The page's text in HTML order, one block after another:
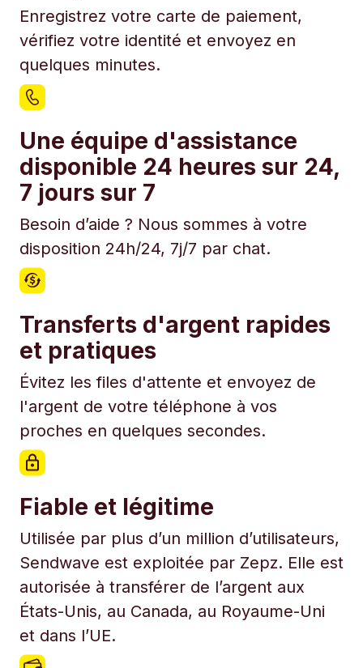
Enregistrez votre carte de paiement,
vérifiez votre identité et envoyez en
quelques minutes.
Une équipe d'assistance
disponible 24 heures sur 24,
7 jours sur 7
Besoin d’aide ? Nous sommes à votre
disposition 24h/24, 7j/7 par chat.
Transferts d'argent rapides
et pratiques
Évitez les files d'attente et envoyez de
l'argent de votre téléphone à vos
proches en quelques secondes.
Fiable et légitime
Utilisée par plus d’un million d’utilisateurs,
Sendwave est exploitée par Zepz. Elle est
autorisée à transférer de l’argent aux
États-Unis, au Canada, au Royaume-Uni
et dans l’UE.